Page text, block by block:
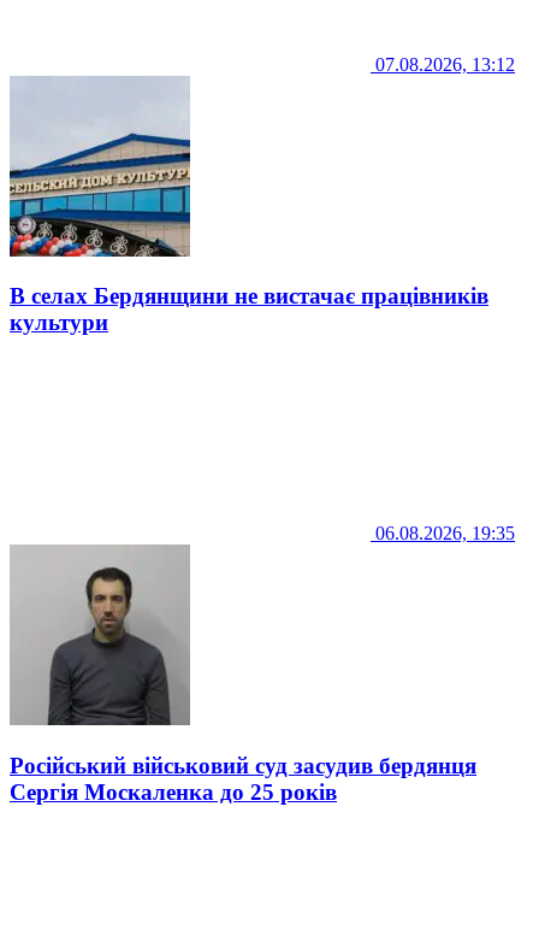
07.08.2026, 13:12
В селах Бердянщини не вистачає працівників
культури
06.08.2026, 19:35
Російський військовий суд засудив бердянця
Сергія Москаленка до 25 років